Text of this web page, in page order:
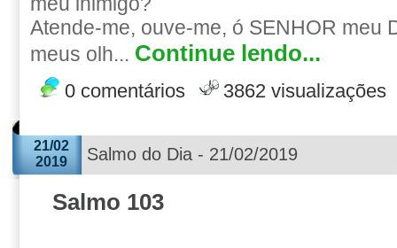
Atende-me, ouve-me, ó SENHOR meu
meus olh... Continue lendo...
0 comentários 3862 visualizações
21/02
2019
Salmo do Dia - 21/02/2019
Salmo 103